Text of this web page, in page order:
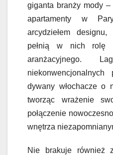
giganta branży mody
apartamenty w
arcydziełem
pełnią w nich rolę
aranżacyjnego.
niekonwencjonalnych
dywany włochacze o
tworząc wrażenie
połączenie
wnętrza
Nie brakuje również